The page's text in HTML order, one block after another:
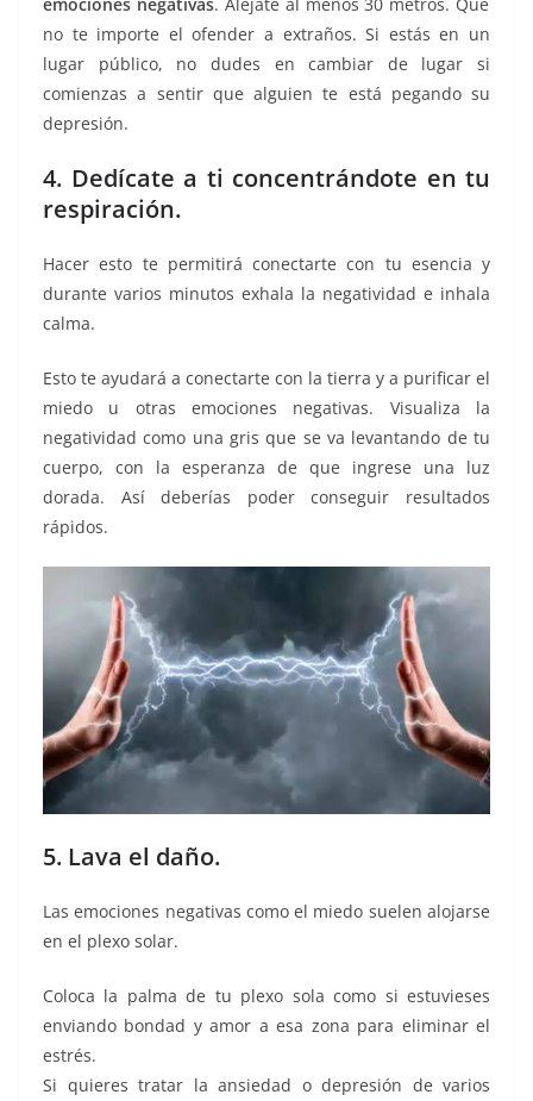
no te importe el ofender a extraños. Si estás en un
lugar público, no dudes en cambiar de lugar si
comienzas a sentir que alguien te está pegando su
depresión.
4. Dedícate a ti concentrándote en tu
respiración.
Hacer esto te permitirá conectarte con tu esencia y
durante varios minutos exhala la negatividad e inhala
calma.
Esto te ayudará a conectarte con la tierra y a purificar el
miedo u otras emociones negativas. Visualiza la
negatividad como una gris que se va levantando de tu
cuerpo, con la esperanza de que ingrese una luz
dorada. Así deberías poder conseguir resultados
rápidos.
5. Lava el daño.
Las emociones negativas como el miedo suelen alojarse
en el plexo solar.
Coloca la palma de tu plexo sola como si estuvieses
enviando bondad y amor a esa zona para eliminar el
estrés.
Si quieres tratar la ansiedad o depresión de varios